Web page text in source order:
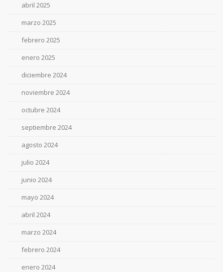
abril 2025
marzo 2025
febrero 2025
enero 2025
diciembre 2024
noviembre 2024
octubre 2024
septiembre 2024
agosto 2024
julio 2024
junio 2024
mayo 2024
abril 2024
marzo 2024
febrero 2024
enero 2024